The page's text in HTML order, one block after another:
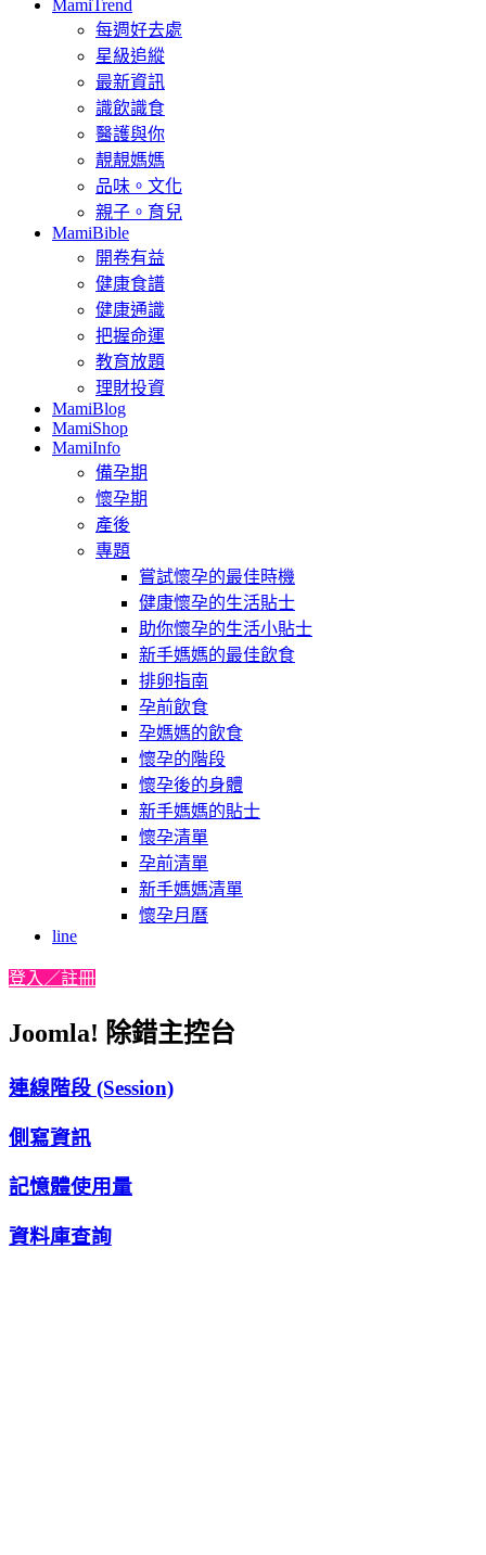
MamiTrend
每週好去處
星級追縱
最新資訊
識飲識食
醫護與你
靚靚媽媽
品味。文化
親子。育兒
MamiBible
開卷有益
健康食譜
健康通識
把握命運
教育放題
理財投資
MamiBlog
MamiShop
MamiInfo
備孕期
懷孕期
產後
專題
嘗試懷孕的最佳時機
健康懷孕的生活貼士
助你懷孕的生活小貼士
新手媽媽的最佳飲食
排卵指南
孕前飲食
孕媽媽的飲食
懷孕的階段
懷孕後的身體
新手媽媽的貼士
懷孕清單
孕前清單
新手媽媽清單
懷孕月曆
line
登入／註冊
Joomla! 除錯主控台
連線階段 (Session)
側寫資訊
記憶體使用量
資料庫查詢